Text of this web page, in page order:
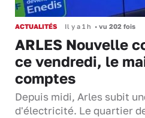
ACTUALITÉS Il y a 1 h • vu 202 fois
ARLES Nouvelle
ce vendredi, le
comptes
Depuis midi, Arles subit
d'électricité. Le quartier